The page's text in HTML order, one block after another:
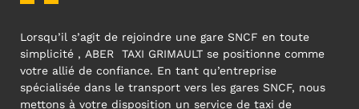
Lorsqu’il s’agit de rejoindre une gare SNCF en toute
simplicité , ABER TAXI GRIMAULT se positionne comme
votre allié de confiance. En tant qu’entreprise
spécialisée dans le transport vers les gares SNCF, nous
mettons à votre disposition un service de taxi de